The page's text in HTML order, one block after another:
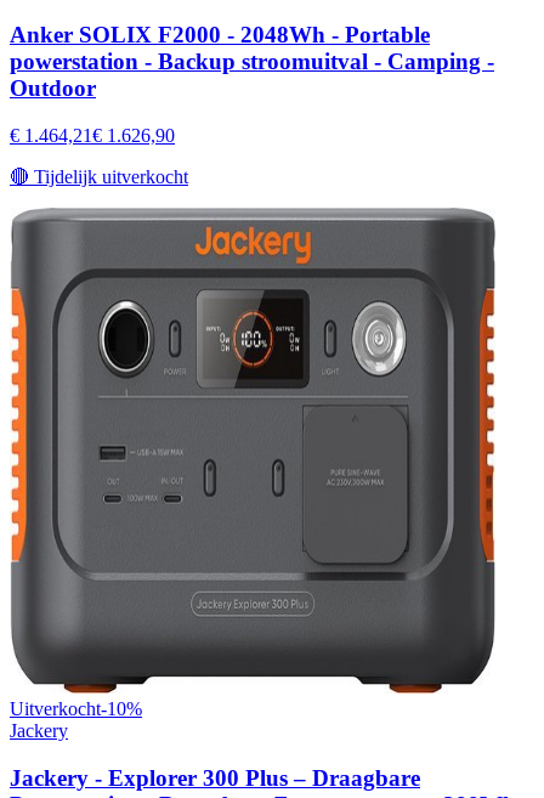
Anker SOLIX F2000 - 2048Wh - Portable
powerstation - Backup stroomuitval - Camping -
Outdoor
€ 1.464,21€ 1.626,90
🔴 Tijdelijk uitverkocht
Uitverkocht-10%
Jackery
Jackery - Explorer 300 Plus – Draagbare